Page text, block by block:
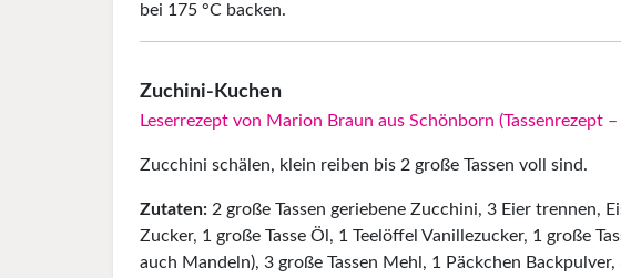
bei 175 °C backen.
Zuchini-Kuchen
Leserrezept von Marion Braun aus Schönborn (Tassenrezept
Zucchini schälen, klein reiben bis 2 große Tassen voll sind.
Zutaten: 2 große Tassen geriebene Zucchini, 3 Eier trennen,
Zucker, 1 große Tasse Öl, 1 Teelöffel Vanillezucker, 1 große
auch Mandeln), 3 große Tassen Mehl, 1 Päckchen